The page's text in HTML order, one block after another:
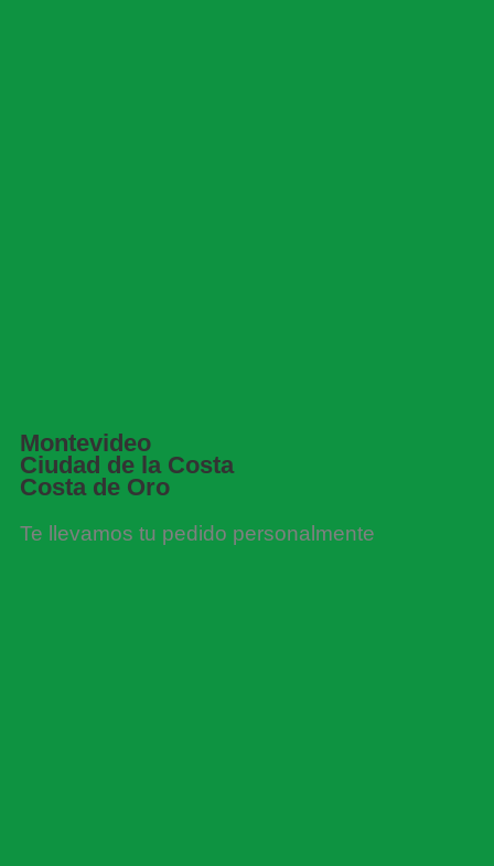
Montevideo
Ciudad de la Costa
Costa de Oro
Te llevamos tu pedido personalmente